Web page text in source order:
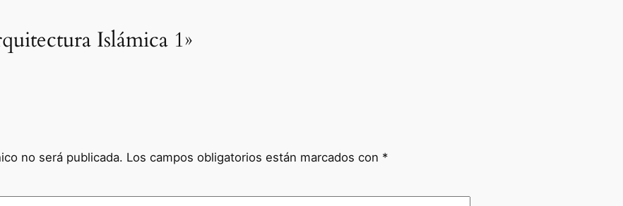
Islámica 1»
no será publicada. Los campos obligatorios están marcados con *